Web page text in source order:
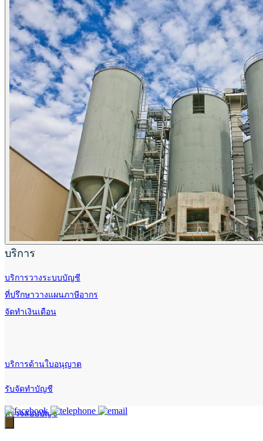
บริการ
บริการวางระบบบัญชี
ที่ปรึกษาวางแผนภาษีอากร
จัดทำเงินเดือน
บริการด้านใบอนุญาต
รับจัดทำบัญชี
ตรวจสอบบัญชี